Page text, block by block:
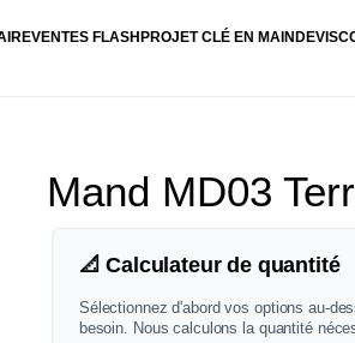
VENTES FLASH PROJET CLÉ EN MAIN DEVIS
Mand MD03
📐 Calculateur de quantité
Sélectionnez d'abord vos options au-
besoin. Nous calculons la quantité